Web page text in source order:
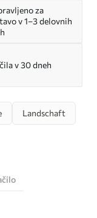
za
v 1–3 delovnih
v 30 dneh
Landschaft